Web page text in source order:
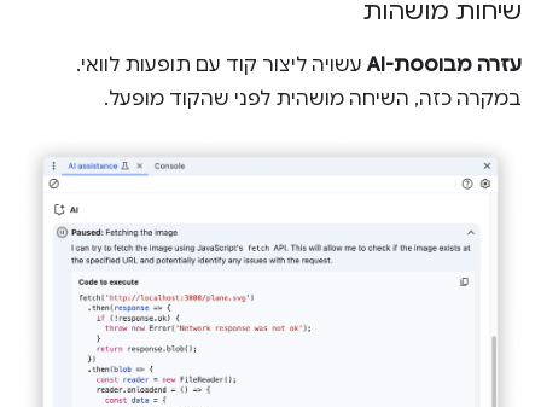
שיחות מושהות
עזרה מבוססת-AI
עשויה ליצור קוד עם תופעות לוואי.
במקרה כזה, השיחה מושהית לפני שהקוד מופעל.